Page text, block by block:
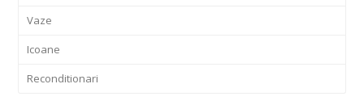
Vaze
Icoane
Reconditionari